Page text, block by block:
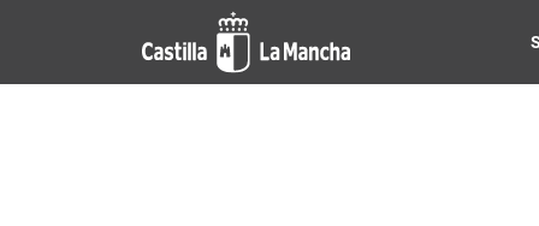
Pasar al contenido principal
Noticias de la región de